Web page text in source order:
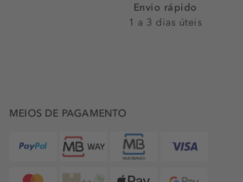
Envio rápido
1 a 3 dias úteis
MEIOS DE PAGAMENTO